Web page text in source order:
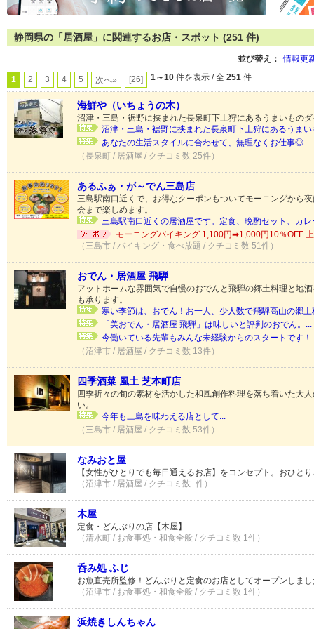
静岡県の「居酒屋」に関連するお店・スポット (251 件)
並び替え： 情報更
1 2 3 4 5 次へ» [26] 1～10 件を表示 / 全 251 件
海鮮や（いちょうの木）
沼津・三島・裾野に挟まれた長泉町下土狩にあるうまいもの
沼津・三島・裾野に挟まれた長泉町下土狩にあるうま
あなたの生活スタイルに合わせて、無理なくお仕事◎...
（長泉町 / 居酒屋 / クチコミ数 25件）
あるふぁ・が～でん三島店
三島駅南口近くで、お得なクーポンもついてモーニングから
会まで楽しめます。
三島駅南口近くの居酒屋です。定食、晩酌セット、カ
モーニングバイキング 1,100円➡1,000円10％OFF
（三島市 / バイキング・食べ放題 / クチコミ数 51件）
おでん・居酒屋 飛騨
アットホームな雰囲気で自慢のおでんと飛騨の郷土料理と地
も承ります。
寒い季節は、おでん！お一人、少人数で飛騨高山の郷
「美おでん・居酒屋 飛騨」は味しいと評判のおでん。...
今働いている先輩もみんな未経験からのスタートです！
（沼津市 / 居酒屋 / クチコミ数 13件）
四季酒菜 風土 芝本町店
四季折々の旬の素材を活かした和風創作料理を落ち着いた大
い。
今年も三島を味わえる店として...
（三島市 / 居酒屋 / クチコミ数 53件）
なみおと屋
【女性がひとりでも毎日通えるお店】をコンセプト。おひと
（沼津市 / 居酒屋 / クチコミ数 -件）
木屋
定食・どんぶりの店【木屋】
（清水町 / お食事処・和食全般 / クチコミ数 1件）
呑み処 ふじ
お魚直売所監修！どんぶりと定食のお店としてオープンしま
（沼津市 / お食事処・和食全般 / クチコミ数 1件）
浜焼きしんちゃん